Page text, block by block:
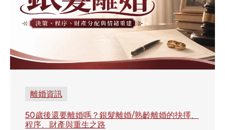
離婚資訊
50歲後還要離婚嗎？銀髮離婚/熟齡離婚的抉擇、
程序、財產與重生之路